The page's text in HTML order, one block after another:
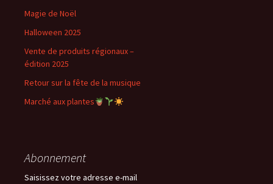
Magie de Noël
Halloween 2025
Vente de produits régionaux –
édition 2025
Retour sur la fête de la musique
Marché aux plantes
Abonnement
Saisissez votre adresse e-mail